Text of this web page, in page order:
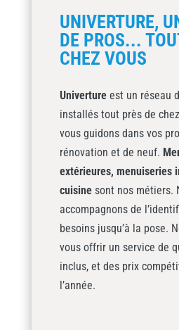
UNIVERTURE,
DE PROS...
CHEZ VOUS
Univertureest un réseau
installés tout près de
vous guidons dans vos
rénovation et de neuf.
extérieures, menuiseries
cuisinesont nos métiers.
accompagnons de
besoins jusqu’à la pose.
vous offrir un service de
inclus, et des prix
l’année.